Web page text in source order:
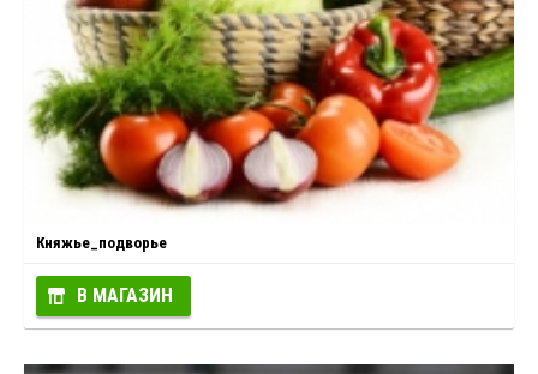
Княжье_подворье
В МАГАЗИН